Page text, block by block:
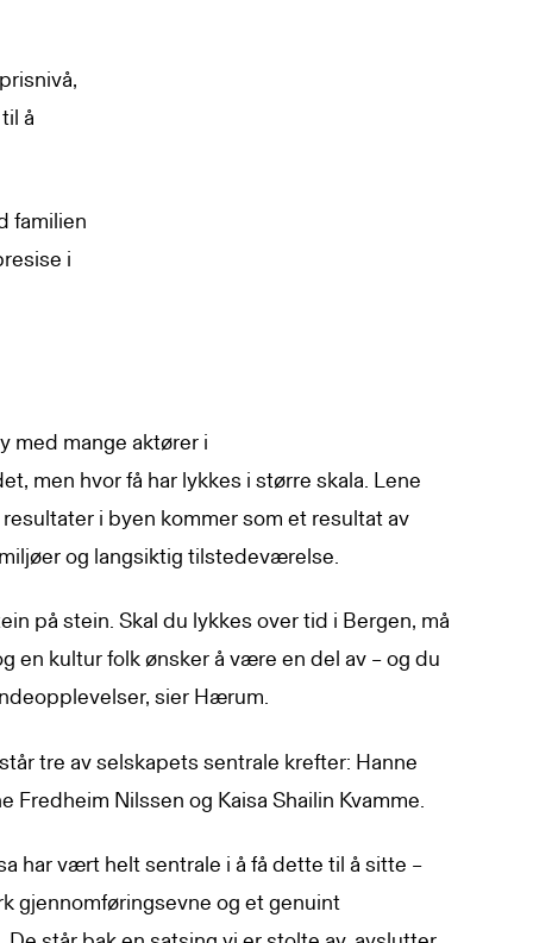
å
familien
i
med mange aktører i
men hvor få har lykkes i større skala. Lene
i byen kommer som et resultat av
og langsiktig tilstedeværelse.
på stein. Skal du lykkes over tid i Bergen, må
en kultur folk ønsker å være en del av – og du
sier Hærum.
tre av selskapets sentrale krefter: Hanne
Fredheim Nilssen og Kaisa Shailin Kvamme.
har vært helt sentrale i å få dette til å sitte –
gjennomføringsevne og et genuint